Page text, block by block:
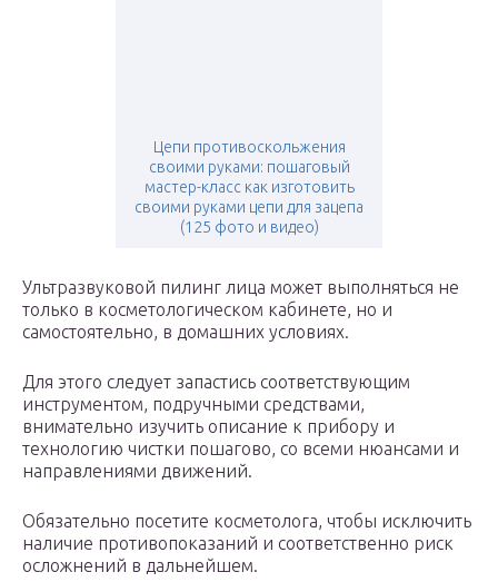
Цепи противоскольжения
своими руками: пошаговый
мастер-класс как изготовить
своими руками цепи для зацепа
(125 фото и видео)
Ультразвуковой пилинг лица может выполняться не
только в косметологическом кабинете, но и
самостоятельно, в домашних условиях.
Для этого следует запастись соответствующим
инструментом, подручными средствами,
внимательно изучить описание к прибору и
технологию чистки пошагово, со всеми нюансами и
направлениями движений.
Обязательно посетите косметолога, чтобы исключить
наличие противопоказаний и соответственно риск
осложнений в дальнейшем.